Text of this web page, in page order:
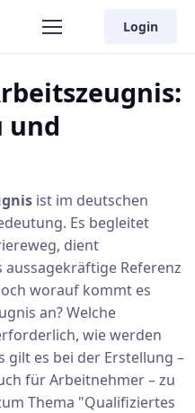
Login
und
ist im deutschen
Es begleitet
dient
Referenz
worauf kommt es
an? Welche
wie werden
gilt es bei der Erstellung –
für Arbeitnehmer – zu
Thema "Qualifiziertes